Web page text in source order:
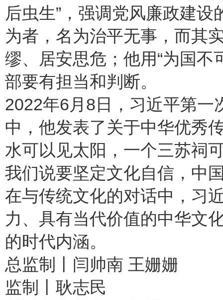
后虫生”，强调党风廉政建
为者，名为治平无事，而其
缪、居安思危；他用“为国不
部要有担当和判断。
2022年6月8日，习近平第一
中，他发表了关于中华优秀
水可以见太阳，一个三苏祠
我们说要坚定文化自信，中
在与传统文化的对话中，习
力、具有当代价值的中华文
的时代内涵。
总监制丨闫帅南 王姗姗
监制丨耿志民